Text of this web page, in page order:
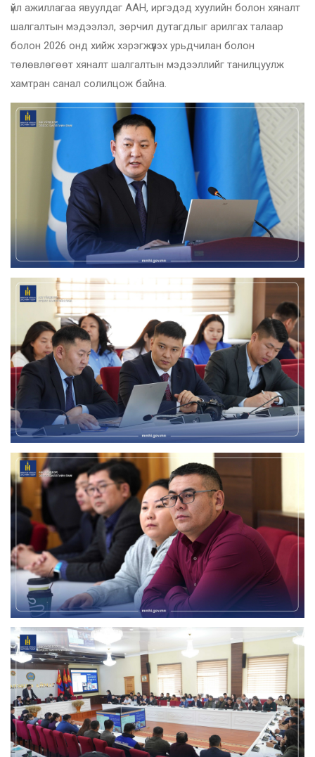
үйл ажиллагаа явуулдаг ААН, иргэдэд хуулийн болон хяналт
шалгалтын мэдээлэл, зөрчил дутагдлыг арилгах талаар
болон 2026 онд хийж хэрэгжүүлэх урьдчилан болон
төлөвлөгөөт хяналт шалгалтын мэдээллийг танилцуулж
хамтран санал солилцож байна.